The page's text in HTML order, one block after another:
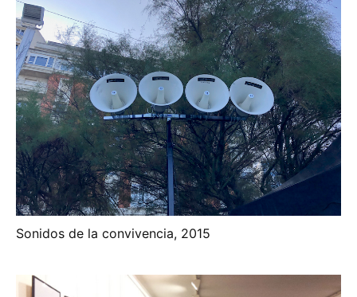
Sonidos de la convivencia, 2015